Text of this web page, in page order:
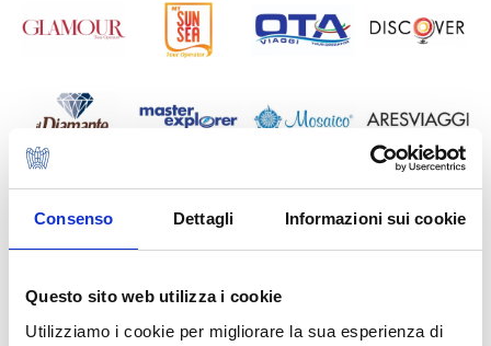
Consenso Dettagli Informazioni sui cookie
Questo sito web utilizza i cookie
Utilizziamo i cookie per migliorare la sua esperienza di